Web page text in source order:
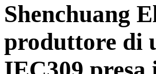
Shenchuang
produttore di